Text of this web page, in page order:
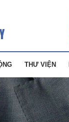
THƯ VIỆN